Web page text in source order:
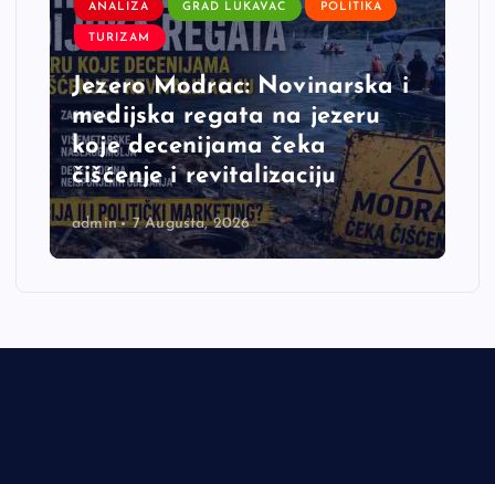
ANALIZA GRAD LUKAVAC POLITIKA
TURIZAM
Jezero Modrac: Novinarska i
medijska regata na jezeru
koje decenijama čeka
čišćenje i revitalizaciju
admin 7 Augusta, 2026